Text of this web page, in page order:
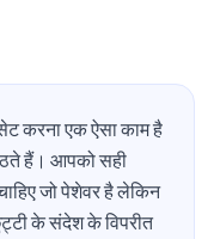
करना एक ऐसा काम है
हैं। आपको सही
जो पेशेवर है लेकिन
के संदेश के विपरीत